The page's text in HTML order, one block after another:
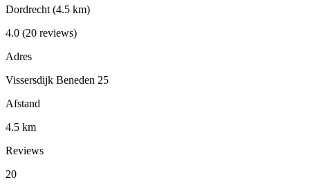
Dordrecht (4.5 km)
4.0 (20 reviews)
Adres
Vissersdijk Beneden 25
Afstand
4.5 km
Reviews
20